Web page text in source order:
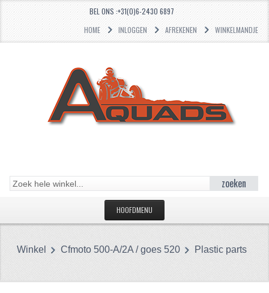
BEL ONS :+31(0)6-2430 6897
HOME
INLOGGEN AFREKENEN WINKELMANDJE
zoeken
HOOFDMENU
CFMOTO 500-5
Winkel Cfmoto 500-A/2A / goes 520 Plastic parts